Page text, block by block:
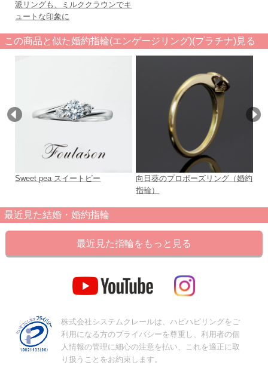
派リングも、ミルククラウンでキ
ュートな印象に
この商品と似た婚約指輪(エンゲージリング)(プラチナ)見る
Sweet pea スイートピー
向日葵のプロポーズリング（婚約
指輪）
最近見た結婚・婚約指輪
最近見た指輪をもっと見る
株式会社システムクレールは、ハピハピリングをご
利用になる方のプライバシーを尊重し、利用者の個
人情報の管理に細心の注意を払い、これを適正に取
り扱うことをお約束します。